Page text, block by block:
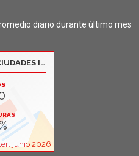
diario durante último mes